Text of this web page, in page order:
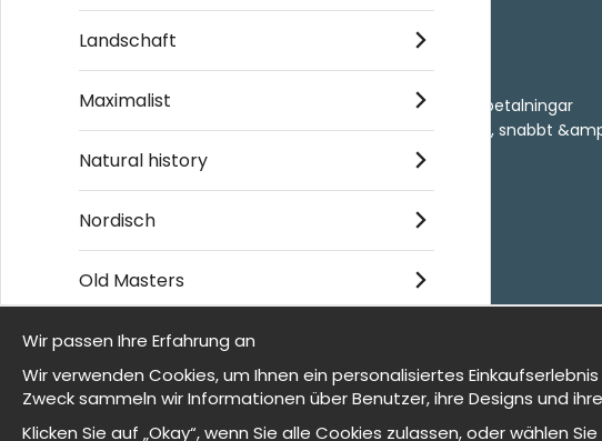
Einkaufen
- Returer och återbetalningar
- Leverans - enkelt, snabbt
Om cookies
© 2025 Wallnest
Landschaft
Maximalist
Natural history
Nordisch
Old Masters
Wir sind Wallnest
FAQ
Wir passen Ihre Erfahrung an
Wir verwenden Cookies, um Ihnen ein personalisiertes
Zweck sammeln wir Informationen über Benutzer, ihre Designs und
Klicken Sie auf „Okay“, wenn Sie alle Cookies zulassen, oder wählen